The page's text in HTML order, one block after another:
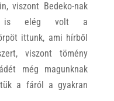
viszont Bedeko-nak
is elég volt a
ittunk, ami hírből
viszont tömény
még magunknak
a fáról a gyakran